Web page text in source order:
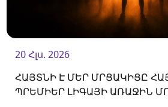
20 Հլս. 2026
ՀԱՅՏՆԻ Է ՄԵՐ ՄՐՑԱԿԻՑԸ
ՊՐԵՄԻԵՐ ԼԻԳԱՅԻ ԱՌԱՋԻՆ